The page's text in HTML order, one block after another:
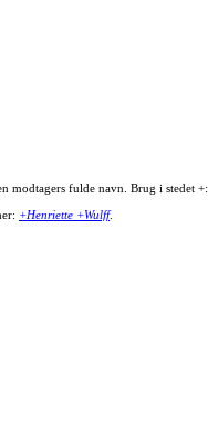
modtagers fulde navn. Brug i stedet +:
+Henriette +Wulff.